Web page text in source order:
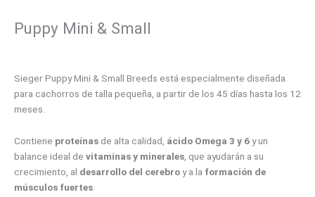
Puppy Mini & Small
Sieger Puppy Mini & Small Breeds está especialmente diseñada
para cachorros de talla pequeña, a partir de los 45 días hasta los 12
meses.
Contiene proteínas de alta calidad, ácido Omega 3 y 6y un
balance ideal de vitaminas y minerales, que ayudarán a su
crecimiento, al desarrollo del cerebroy a la formación de
músculos fuertes.